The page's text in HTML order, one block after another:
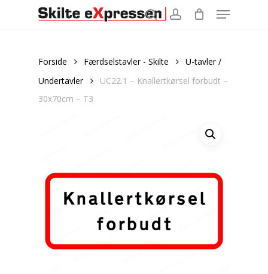
Menu
Forside Færdselstavler - Skilte
U-tavler /
Undertavler
UC22.1 – Knallertkørsel forbudt –
30x70cm – T3